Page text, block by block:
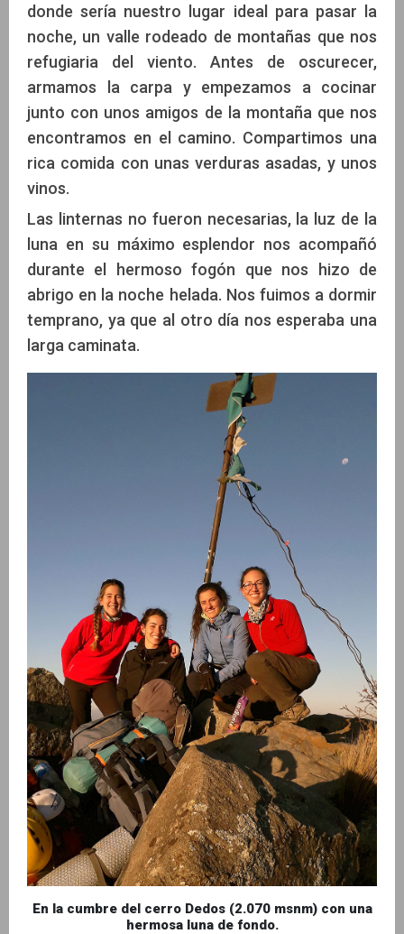
donde sería nuestro lugar ideal para pasar la
noche, un valle rodeado de montañas que nos
refugiaria del viento. Antes de oscurecer,
armamos la carpa y empezamos a cocinar
junto con unos amigos de la montaña que nos
encontramos en el camino. Compartimos una
rica comida con unas verduras asadas, y unos
vinos.
Las linternas no fueron necesarias, la luz de la
luna en su máximo esplendor nos acompañó
durante el hermoso fogón que nos hizo de
abrigo en la noche helada. Nos fuimos a dormir
temprano, ya que al otro día nos esperaba una
larga caminata.
En la cumbre del cerro Dedos (2.070 msnm) con una
hermosa luna de fondo.